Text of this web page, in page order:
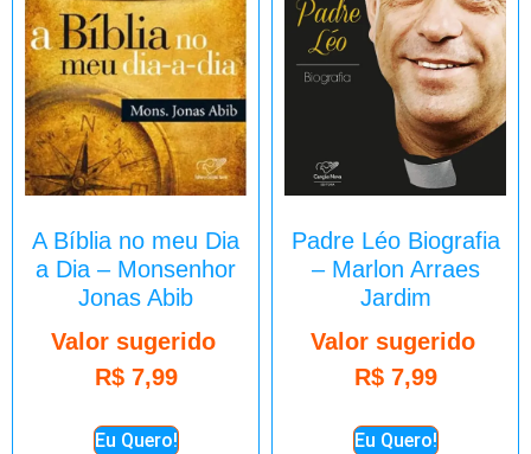
A Bíblia no meu Dia
a Dia – Monsenhor
Jonas Abib
Valor sugerido
R$7,99
Eu Quero!
Padre Léo Biografia
– Marlon Arraes
Jardim
Valor sugerido
R$7,99
Eu Quero!